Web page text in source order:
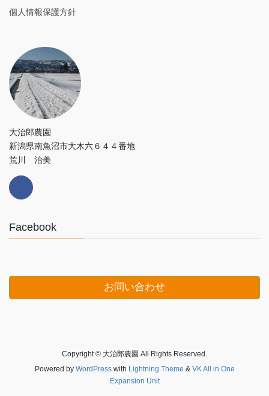
個人情報保護方針
大治郎農園
新潟県南魚沼市大木六６４４番地
荒川 治美
Facebook
お問い合わせ
Copyright © 大治郎農園 All Rights Reserved.
Powered by WordPresswith Lightning Theme & VK All in One
Expansion Unit